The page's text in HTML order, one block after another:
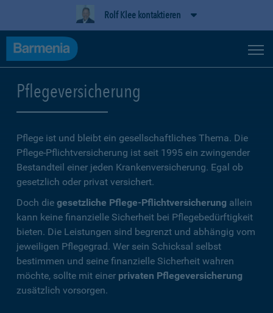
Rolf Klee kontaktieren
Pflegeversicherung
Pflege ist und bleibt ein gesellschaftliches Thema. Die
Pflege-Pflichtversicherung ist seit 1995 ein zwingender
Bestandteil einer jeden Krankenversicherung. Egal ob
gesetzlich oder privat versichert.
Doch die gesetzliche Pflege-Pflichtversicherung allein
kann keine finanzielle Sicherheit bei Pflegebedürftigkeit
bieten. Die Leistungen sind begrenzt und abhängig vom
jeweiligen Pflegegrad. Wer sein Schicksal selbst
bestimmen und seine finanzielle Sicherheit wahren
möchte, sollte mit einer privaten Pflegeversicherung
zusätzlich vorsorgen.